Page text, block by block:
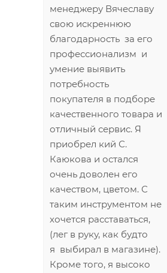
менеджеру Вячеславу
свою искреннюю
благодарность за его
профессионализм и
умение выявить
потребность
покупателя в подборе
качественного товара и
отличный сервис. Я
приобрел кий С.
Каюкова и остался
очень доволен его
качеством, цветом. С
таким инструментом не
хочется расставаться,
(лег в руку, как будто
я выбирал в магазине).
Кроме того, я высоко